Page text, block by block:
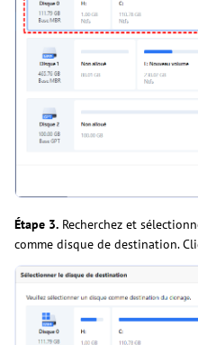
Étape 3. Recherchez et
comme disque de destination.